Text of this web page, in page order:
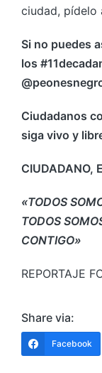
ciudad, pídelo
Si no puedes
los
Ciudadanos
siga vivo y
CIUDADANO,
«TODOS
TODOS
CONTIGO»
REPORTAJE
Share via:
Facebook